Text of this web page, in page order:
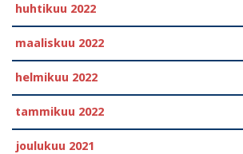
huhtikuu 2022
maaliskuu 2022
helmikuu 2022
tammikuu 2022
joulukuu 2021